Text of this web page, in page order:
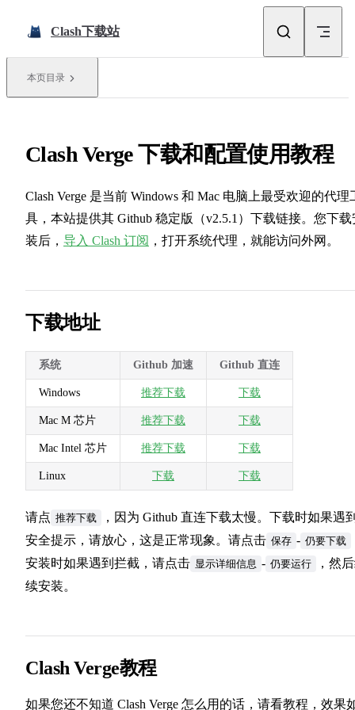
Clash下载站
本页目录
Clash Verge 下载和配置使用教程
Clash Verge 是当前 Windows 和 Mac 电脑上最受欢迎的代理
具，本站提供其 Github 稳定版（v2.5.1）下载链接。您下载
装后， 导入 Clash 订阅 ，打开系统代理，就能访问外网。
下载地址
系统 Github 加速 Github 直连
Windows 推荐下载 下载
Mac M 芯片 推荐下载 下载
Mac Intel 芯片 推荐下载 下载
Linux 下载 下载
请点 推荐下载
，因为 Github 直连下载太慢。下载时如果遇
安全提示，请放心，这是正常现象。请点击 保存 - 仍要下载
安装时如果遇到拦截，请点击 显示详细信息 - 仍要运行
，然
续安装。
Clash Verge教程
如果您还不知道 Clash Verge 怎么用的话，请看教程，效果